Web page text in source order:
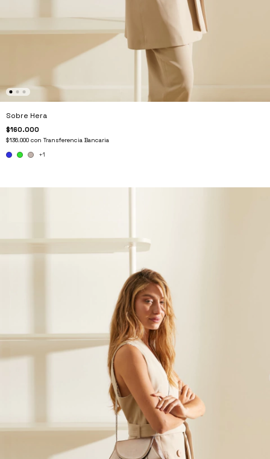
Sobre Hera
$160.000
$136.000 con Transferencia Bancaria
+1